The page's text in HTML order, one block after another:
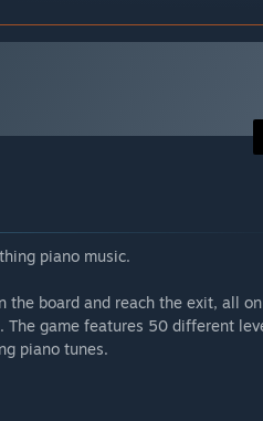
piano music.
the board and reach the exit, all
game features 50 different
piano tunes.